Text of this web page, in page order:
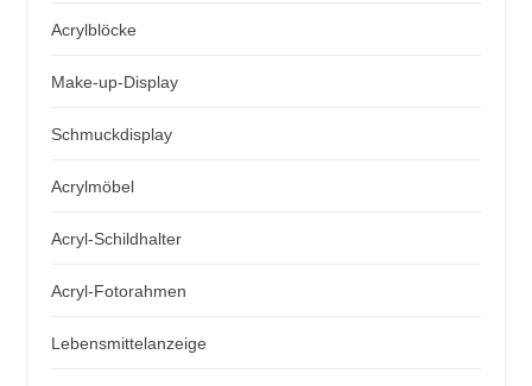
Acrylblöcke
Make-up-Display
Schmuckdisplay
Acrylmöbel
Acryl-Schildhalter
Acryl-Fotorahmen
Lebensmittelanzeige